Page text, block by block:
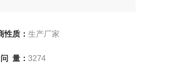
性质： 生产厂家
量： 3274